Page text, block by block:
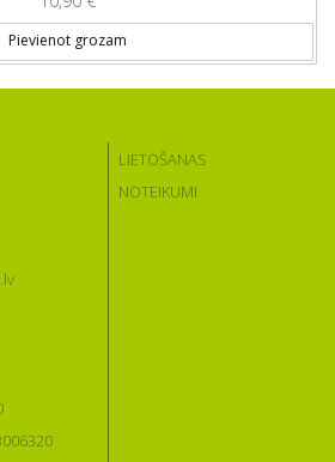
Pievienot grozam
LIETOŠANAS
NOTEIKUMI